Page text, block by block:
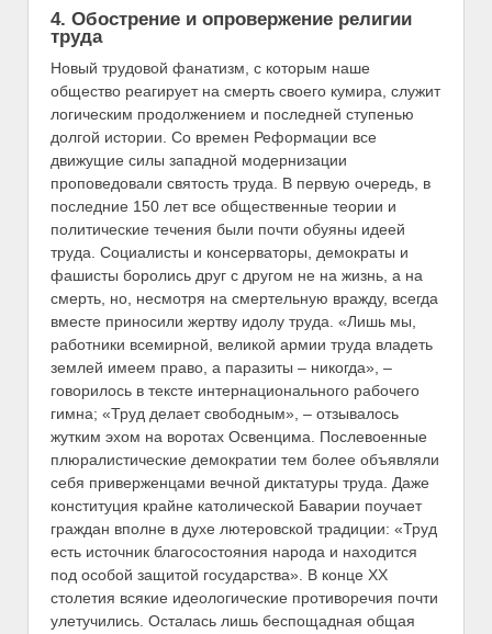
4. Обострение и опровержение религии
труда
Новый трудовой фанатизм, с которым наше
общество реагирует на смерть своего кумира, служит
логическим продолжением и последней ступенью
долгой истории. Со времен Реформации все
движущие силы западной модернизации
проповедовали святость труда. В первую очередь, в
последние 150 лет все общественные теории и
политические течения были почти обуяны идеей
труда. Социалисты и консерваторы, демократы и
фашисты боролись друг с другом не на жизнь, а на
смерть, но, несмотря на смертельную вражду, всегда
вместе приносили жертву идолу труда. «Лишь мы,
работники всемирной, великой армии труда владеть
землей имеем право, а паразиты – никогда», –
говорилось в тексте интернационального рабочего
гимна; «Труд делает свободным», – отзывалось
жутким эхом на воротах Освенцима. Послевоенные
плюралистические демократии тем более объявляли
себя приверженцами вечной диктатуры труда. Даже
конституция крайне католической Баварии поучает
граждан вполне в духе лютеровской традиции: «Труд
есть источник благосостояния народа и находится
под особой защитой государства». В конце XX
столетия всякие идеологические противоречия почти
улетучились. Осталась лишь беспощадная общая